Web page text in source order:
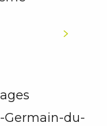
Germain-du-